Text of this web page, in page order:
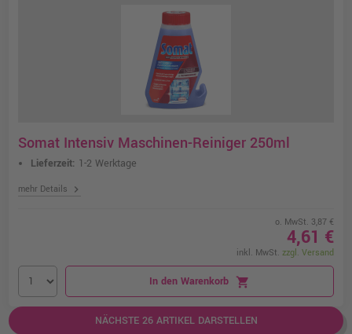
Somat Intensiv Maschinen-Reiniger 250ml
Lieferzeit: 1-2 Werktage
mehr Details chevron_right
o. MwSt. 3,87 €
4,61 €
inkl. MwSt. zzgl. Versand
In den Warenkorb shopping_cart
NÄCHSTE 26 ARTIKEL DARSTELLEN